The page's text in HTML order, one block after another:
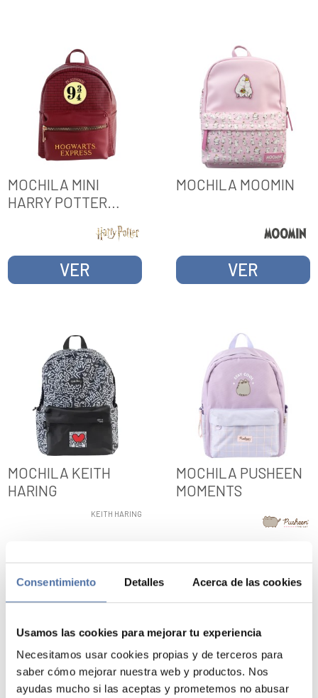
Consentimiento Detalles Acerca de las cookies
Usamos las cookies para mejorar tu experiencia
Necesitamos usar cookies propias y de terceros para
saber cómo mejorar nuestra web y productos. Nos
ayudas mucho si las aceptas y prometemos no abusar
MOCHILA MINI
HARRY POTTER
VER
MOCHILA MOOMIN
VER
MOCHILA KEITH
HARING
KEITH HARING
VER
MOCHILA PUSHEEN
MOMENTS
VER